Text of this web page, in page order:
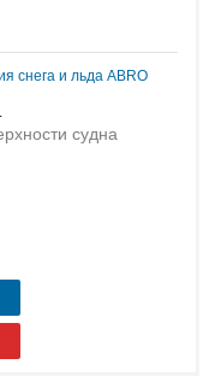
снега и льда ABRO
судна